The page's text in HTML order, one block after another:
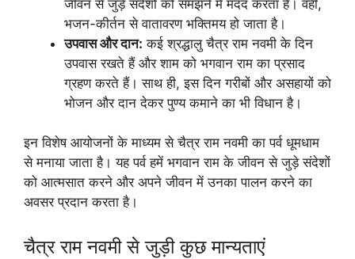
जीवन से जुड़े संदेशों को समझने में मदद करता है। वहीं,
भजन-कीर्तन से वातावरण भक्तिमय हो जाता है।
उपवास और दान: कई श्रद्धालु चैत्र राम नवमी के दिन
उपवास रखते हैं और शाम को भगवान राम का प्रसाद
ग्रहण करते हैं। साथ ही, इस दिन गरीबों और असहायों को
भोजन और दान देकर पुण्य कमाने का भी विधान है।
इन विशेष आयोजनों के माध्यम से चैत्र राम नवमी का पर्व धूमधाम
से मनाया जाता है। यह पर्व हमें भगवान राम के जीवन से जुड़े संदेशों
को आत्मसात करने और अपने जीवन में उनका पालन करने का
अवसर प्रदान करता है।
चैत्र राम नवमी से जुड़ी कुछ मान्यताएं